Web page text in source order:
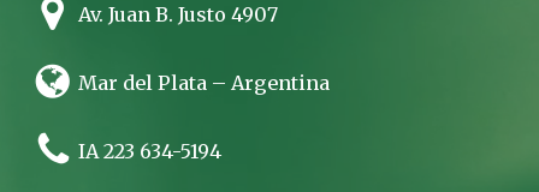
Av. Juan B. Justo 4907
Mar del Plata – Argentina
IA 223 634-5194